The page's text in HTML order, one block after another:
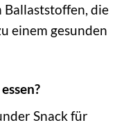
Ballaststoffen, die
einem gesunden
Snack für